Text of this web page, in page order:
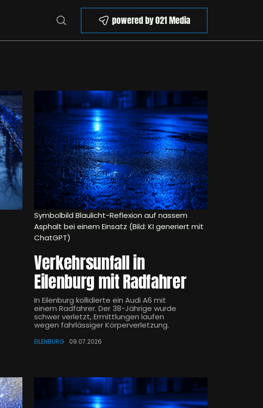
powered by 021 Media
Symbolbild Blaulicht-Reflexion auf nassem
Asphalt bei einem Einsatz (Bild: KI generiert mit
ChatGPT)
Verkehrsunfall in
Eilenburg mit Radfahrer
In Eilenburg kollidierte ein Audi A6 mit
einem Radfahrer. Der 38-Jährige wurde
schwer verletzt, Ermittlungen laufen
wegen fahrlässiger Körperverletzung.
EILENBURG 09.07.2026